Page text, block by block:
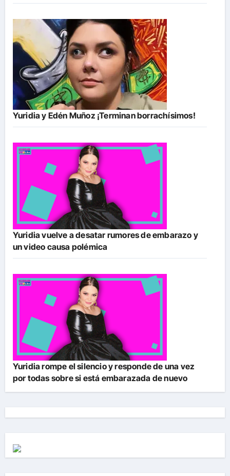
Yuridia y Edén Muñoz ¡Terminan borrachísimos!
Yuridia vuelve a desatar rumores de embarazo y
un video causa polémica
Yuridia rompe el silencio y responde de una vez
por todas sobre si está embarazada de nuevo